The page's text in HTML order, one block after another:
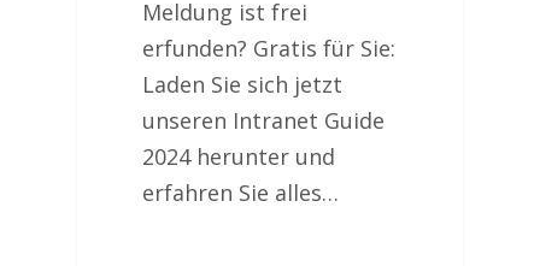
Meldung ist frei
erfunden? Gratis für Sie:
Laden Sie sich jetzt
unseren Intranet Guide
2024 herunter und
erfahren Sie alles…